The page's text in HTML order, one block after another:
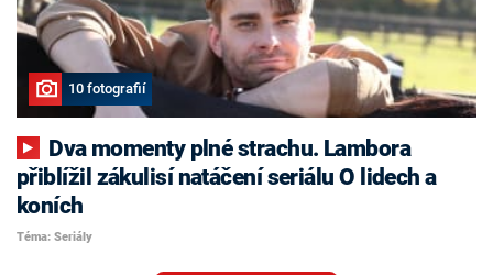
10 fotografií
přiblížil zákulisí natáčení seriálu O lidech a
koních
Téma: Seriály